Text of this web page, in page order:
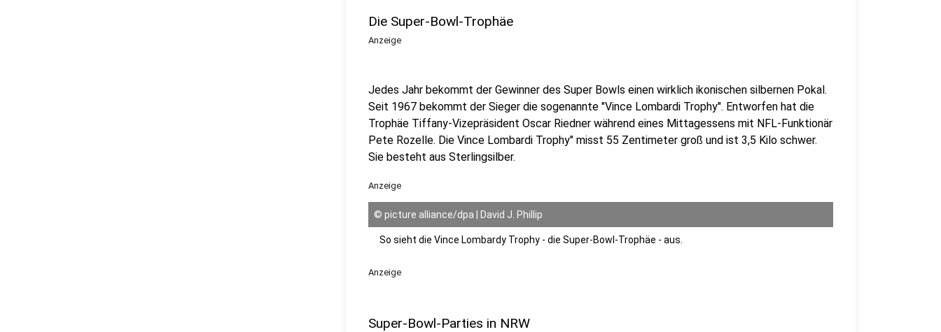
Die Super-Bowl-Trophäe
Anzeige
Jedes Jahr bekommt der Gewinner des Super Bowls einen wirklich ikonischen silbernen Pokal.
Seit 1967 bekommt der Sieger die sogenannte "Vince Lombardi Trophy". Entworfen hat die
Trophäe Tiffany-Vizepräsident Oscar Riedner während eines Mittagessens mit NFL-Funktionär
Pete Rozelle. Die Vince Lombardi Trophy" misst 55 Zentimeter groß und ist 3,5 Kilo schwer.
Sie besteht aus Sterlingsilber.
Anzeige
© picture alliance/dpa | David J. Phillip
So sieht die Vince Lombardy Trophy - die Super-Bowl-Trophäe - aus.
Anzeige
Super-Bowl-Parties in NRW